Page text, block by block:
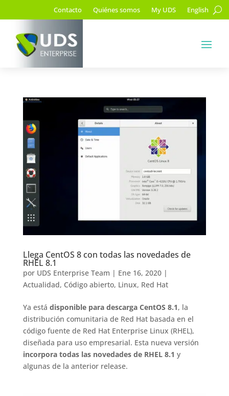
Contacto Quiénes somos My UDS English
Llega CentOS 8 con todas las novedades de
RHEL 8.1
por UDS Enterprise Team | Ene 16, 2020|
Actualidad, Código abierto, Linux, Red Hat
Ya está disponible para descarga CentOS 8.1, la
distribución comunitaria de Red Hat basada en el
código fuente de Red Hat Enterprise Linux (RHEL),
diseñada para uso empresarial. Esta nueva versión
incorpora todas las novedades de RHEL 8.1 y
algunas de la anterior release.